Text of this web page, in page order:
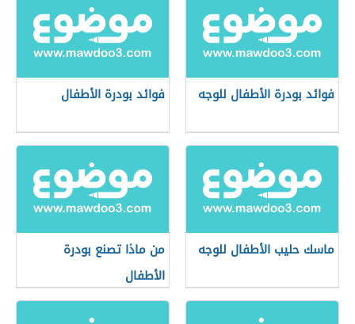
فوائد بودرة الأطفال للوجه فوائد بودرة الأطفال
ماسك حليب الأطفال للوجه
من ماذا تصنع بودرة
الأطفال